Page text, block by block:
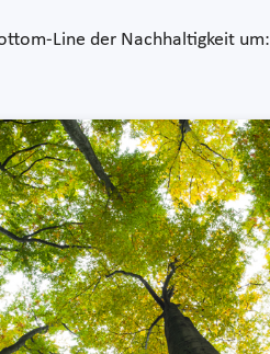
Line der Nachhaltigkeit um: